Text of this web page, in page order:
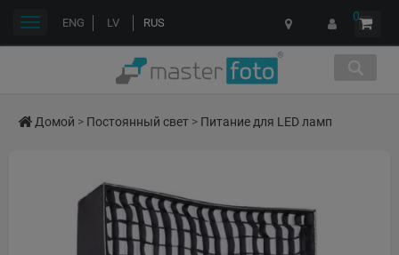
ENG LV RUS 0
Переключить
Домой > Постоянный свет > Питание для LED ламп